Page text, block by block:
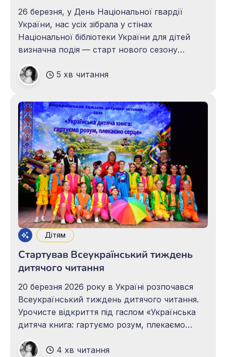
26 березня, у День Національної гвардії
України, нас усіх зібрала у стінах
Національної бібліотеки України для дітей
визначна подія — старт нового сезону
Героя». Чому ми стартуємо саме у цей день?
А тому, що нас із нацгвардійцями єднає
міцна дружба, а герой нашого нового сезону
— командувач НГУ,
5 хв читання
Дітям
Стартував Всеукраїнський тиждень
дитячого читання
20 березня 2026 року в Україні розпочався
Всеукраїнський тиждень дитячого читання.
Урочисте відкриття під гаслом «Українська
дитяча книга: гартуємо розум, плекаємо
України для дітей та Полтавська обласна
4 хв читання